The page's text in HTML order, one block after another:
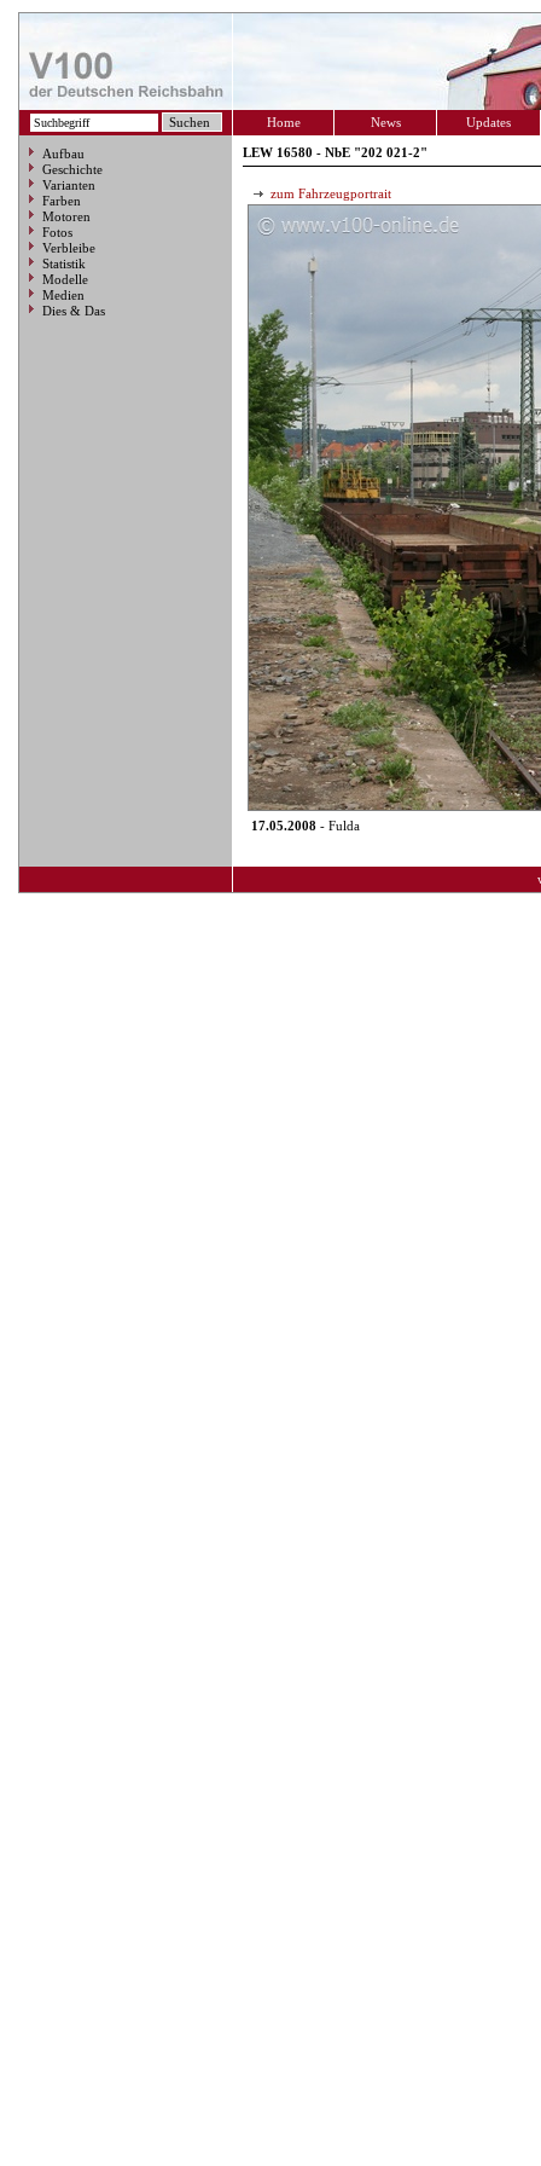
Home News Updates
Aufbau
Geschichte
Varianten
Farben
Motoren
Fotos
Verbleibe
Statistik
Modelle
Medien
Dies & Das
LEW 16580 - NbE "202 021-2"
zum Fahrzeugportrait
17.05.2008 - Fulda